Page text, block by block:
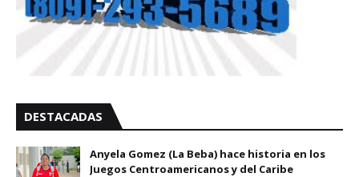
DESTACADAS
Anyela Gomez (La Beba) hace historia en los
Juegos Centroamericanos y del Caribe